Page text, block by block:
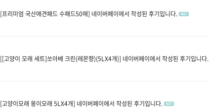
[프리미엄 국산애견패드 수패드50매] 네이버페이에서 작성된 후기입니다.
[[고양이 모래 세트]쏘아베 크린(레몬향)(5LX4개)] 네이버페이에서 작성된 후기입니다.
[고양이모래 몽이모래 5LX4개] 네이버페이에서 작성된 후기입니다.